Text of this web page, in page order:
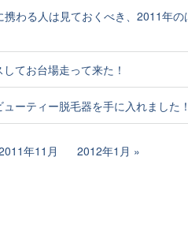
携わる人は見ておくべき、2011年
てお台場走って来た！
ューティー脱毛器を手に入れました
年11月 2012年1月